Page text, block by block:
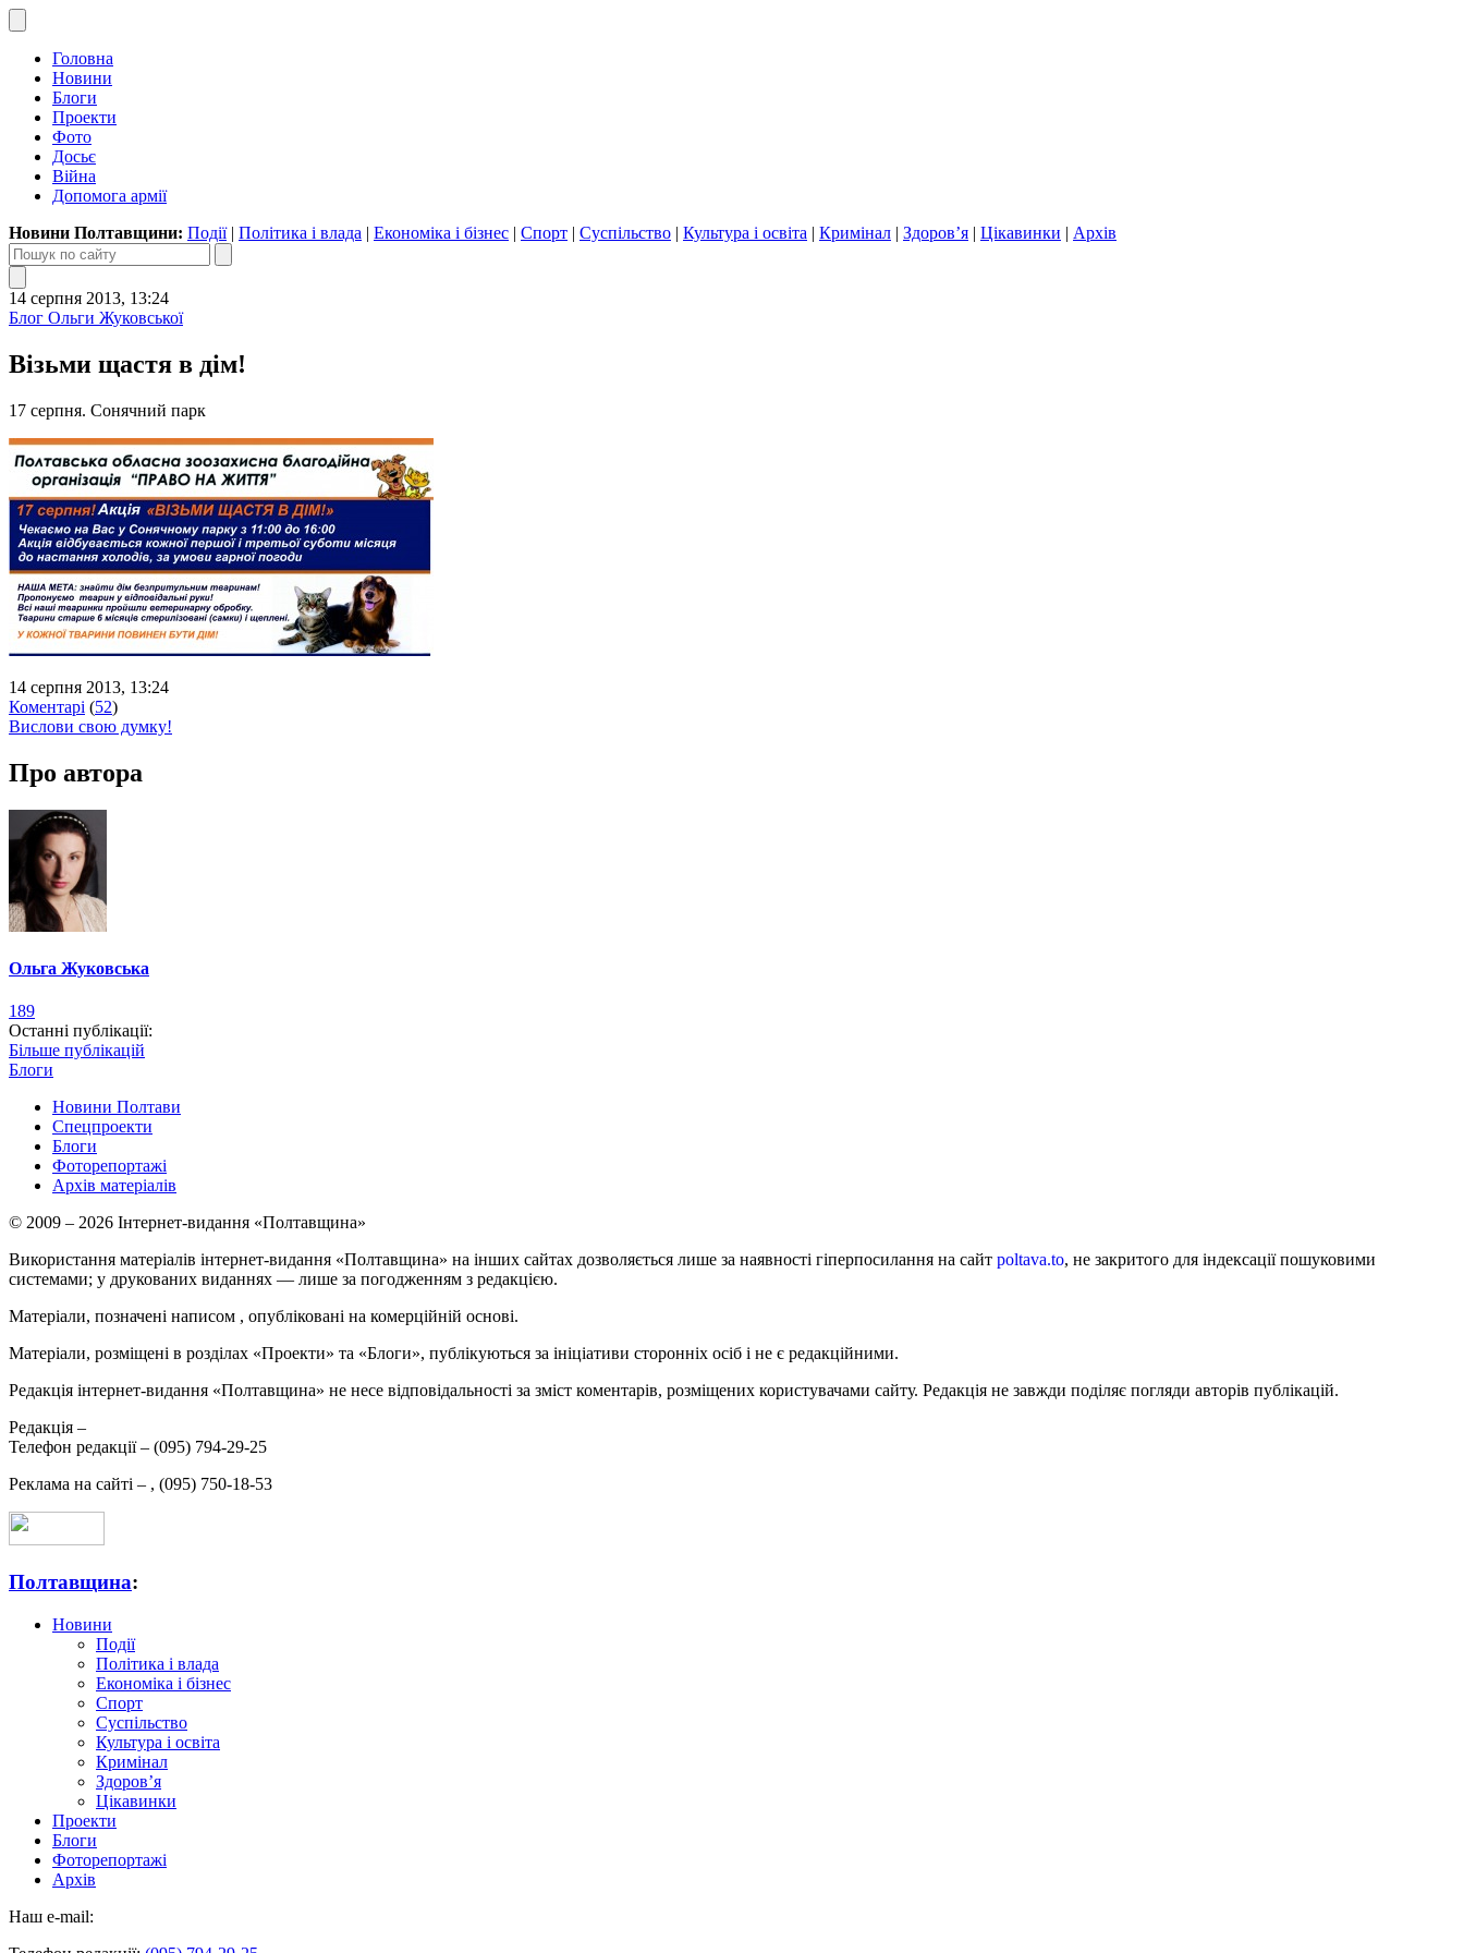
Головна
Новини
Блоги
Проекти
Фото
Досьє
Війна
Допомога армії
Новини Полтавщини: Події| Політика і влада | Економіка і бізнес | Спорт | Суспільство | Культура і освіта | Кримінал | Здоров’я | Цікавинки | Архів
14 серпня 2013, 13:24
Блог Ольги Жуковської
Візьми щастя в дім!
17 серпня. Сонячний парк
14 серпня 2013, 13:24
Коментарі (52)
Вислови свою думку!
Про автора
Ольга Жуковська
189
Останні публікації:
Більше публікацій
Блоги
Новини Полтави
Спецпроекти
Блоги
Фоторепортажі
Архів матеріалів
© 2009 – 2026 Інтернет-видання «Полтавщина»
Використання матеріалів інтернет-видання «Полтавщина» на інших сайтах дозволяється лише за наявності гіперпосилання на сайт poltava.to, не закритого для індексації пошуковими
системами; у друкованих виданнях — лише за погодженням з редакцією.
Матеріали, позначені написом , опубліковані на комерційній основі.
Матеріали, розміщені в розділах «Проекти» та «Блоги», публікуються за ініціативи сторонніх осіб і не є редакційними.
Редакція інтернет-видання «Полтавщина» не несе відповідальності за зміст коментарів, розміщених користувачами сайту. Редакція не завжди поділяє погляди авторів публікацій.
Редакція –
Телефон редакції – (095) 794-29-25
Реклама на сайті – , (095) 750-18-53
Полтавщина:
Новини
Події
Політика і влада
Економіка і бізнес
Спорт
Суспільство
Культура і освіта
Кримінал
Здоров’я
Цікавинки
Проекти
Блоги
Фоторепортажі
Архів
Наш e-mail: